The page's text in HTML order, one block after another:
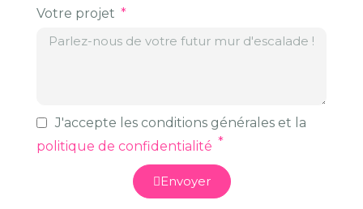
Votre projet
J'accepte les conditions générales et la
politique de confidentialité
Envoyer